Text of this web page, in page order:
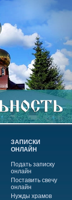
ЗАПИСКИ
ОНЛАЙН
Подать записку
онлайн
Поставить свечу
онлайн
Нужды храмов